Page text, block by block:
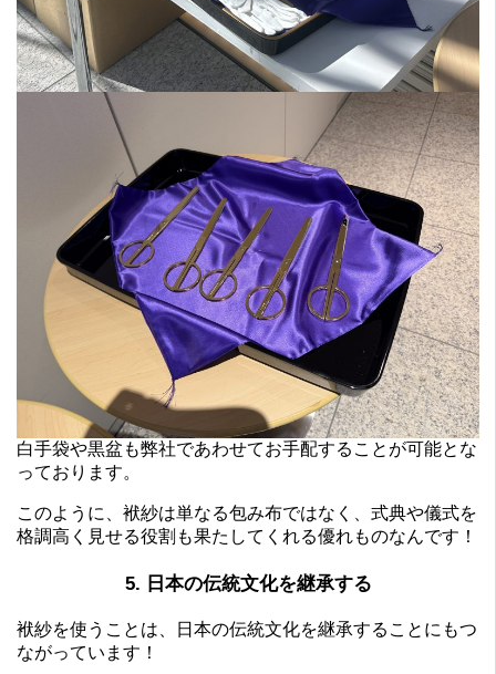
白手袋や黒盆も弊社であわせてお手配することが可能とな
っております。
このように、袱紗は単なる包み布ではなく、式典や儀式を
格調高く見せる役割も果たしてくれる優れものなんです！
5. 日本の伝統文化を継承する
袱紗を使うことは、日本の伝統文化を継承することにもつ
ながっています！